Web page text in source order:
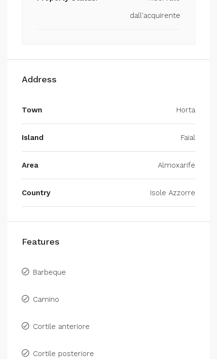
dall'acquirente
Address
Town Horta
Island Faial
Area Almoxarife
Country Isole Azzorre
Features
Barbeque
Camino
Cortile anteriore
Cortile posteriore